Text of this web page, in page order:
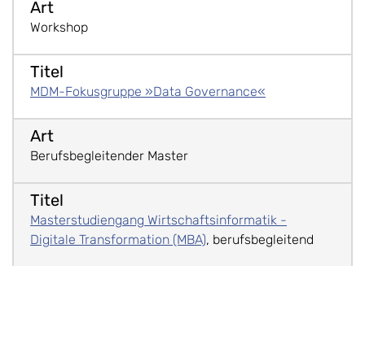
Workshop
MDM-Fokusgruppe »Data Governance«
Berufsbegleitender Master
Masterstudiengang Wirtschaftsinformatik -
Digitale Transformation (MBA), berufsbegleitend